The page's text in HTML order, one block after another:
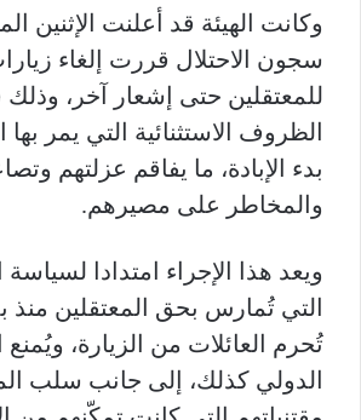
وكانت الهيئة قد أعلنت الإثنين
سجون الاحتلال قررت إلغاء
للمعتقلين حتى إشعار آخر،
الظروف الاستثنائية التي يمر بها
بدء الإبادة، ما يفاقم عزلتهم
والمخاطر على مصيرهم.
ويعد هذا الإجراء امتدادا
التي تُمارس بحق المعتقلين منذ
تُحرم العائلات من الزيارة، ويُمنع
الدولي كذلك، إلى جانب سلب